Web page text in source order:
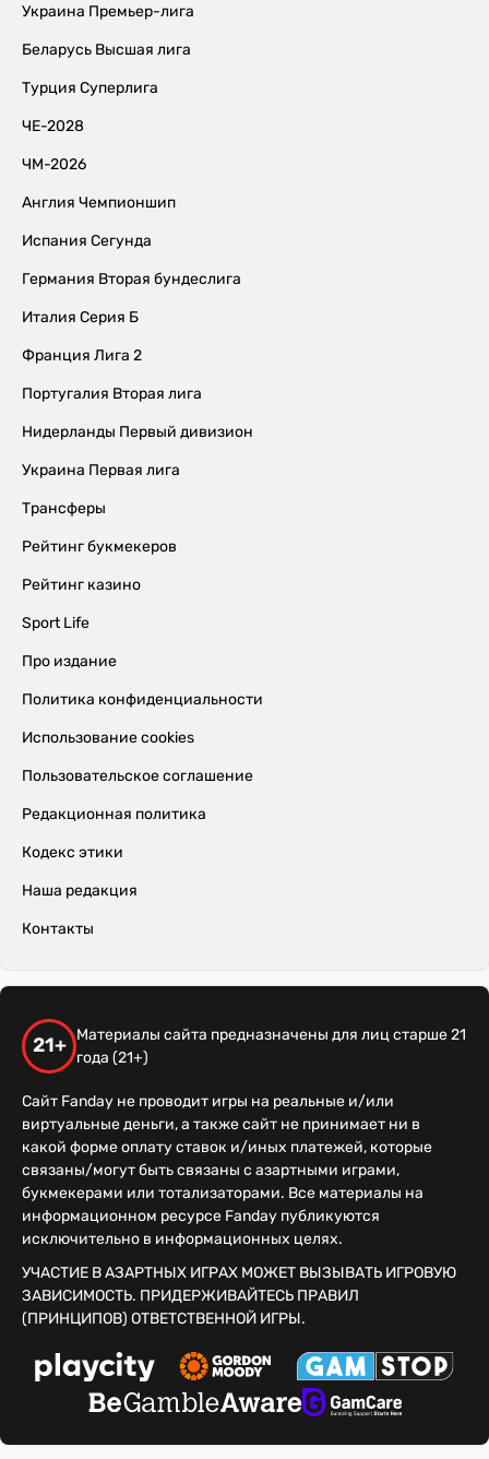
Украина Премьер-лига
Беларусь Высшая лига
Турция Суперлига
ЧЕ-2028
ЧМ-2026
Англия Чемпионшип
Испания Сегунда
Германия Вторая бундеслига
Италия Серия Б
Франция Лига 2
Португалия Вторая лига
Нидерланды Первый дивизион
Украина Первая лига
Трансферы
Рейтинг букмекеров
Рейтинг казино
Sport Life
Про издание
Политика конфиденциальности
Использование cookies
Пользовательское соглашение
Редакционная политика
Кодекс этики
Наша редакция
Контакты
21+
Материалы сайта предназначены для лиц старше 21
года (21+)
Сайт Fanday не проводит игры на реальные и/или
виртуальные деньги, а также сайт не принимает ни в
какой форме оплату ставок и/иных платежей, которые
связаны/могут быть связаны с азартными играми,
букмекерами или тотализаторами. Все материалы на
информационном ресурсе Fanday публикуются
исключительно в информационных целях.
УЧАСТИЕ В АЗАРТНЫХ ИГРАХ МОЖЕТ ВЫЗЫВАТЬ ИГРОВУЮ
ЗАВИСИМОСТЬ. ПРИДЕРЖИВАЙТЕСЬ ПРАВИЛ
(ПРИНЦИПОВ) ОТВЕТСТВЕННОЙ ИГРЫ.